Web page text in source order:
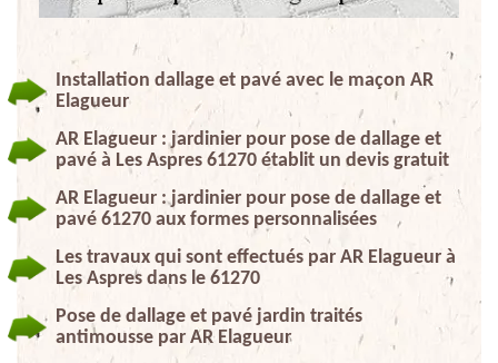
Installation dallage et pavé avec le maçon AR
Elagueur
AR Elagueur : jardinier pour pose de dallage et
pavé à Les Aspres 61270 établit un devis gratuit
AR Elagueur : jardinier pour pose de dallage et
pavé 61270 aux formes personnalisées
Les travaux qui sont effectués par AR Elagueur à
Les Aspres dans le 61270
Pose de dallage et pavé jardin traités
antimousse par AR Elagueur